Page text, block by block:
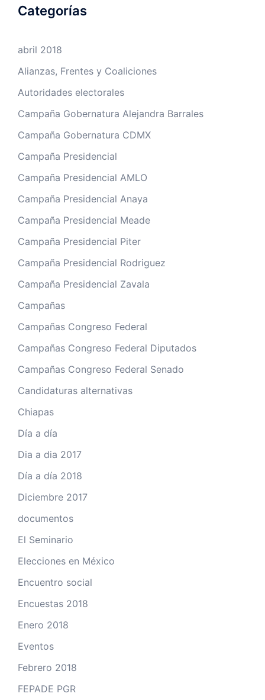
Categorías
abril 2018
Alianzas, Frentes y Coaliciones
Autoridades electorales
Campaña Gobernatura Alejandra Barrales
Campaña Gobernatura CDMX
Campaña Presidencial
Campaña Presidencial AMLO
Campaña Presidencial Anaya
Campaña Presidencial Meade
Campaña Presidencial Piter
Campaña Presidencial Rodriguez
Campaña Presidencial Zavala
Campañas
Campañas Congreso Federal
Campañas Congreso Federal Diputados
Campañas Congreso Federal Senado
Candidaturas alternativas
Chiapas
Día a día
Dia a dia 2017
Día a día 2018
Diciembre 2017
documentos
El Seminario
Elecciones en México
Encuentro social
Encuestas 2018
Enero 2018
Eventos
Febrero 2018
FEPADE PGR